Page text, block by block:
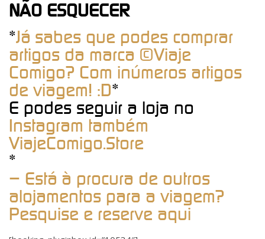
NÃO ESQUECER
*Já sabes que podes comprar
artigos da marca ©Viaje
Comigo? Com inúmeros artigos
de viagem! :D*
E podes seguir a loja no
Instagram também
ViajeComigo.Store
*
– Está à procura de outros
alojamentos para a viagem?
Pesquise e reserve aqui